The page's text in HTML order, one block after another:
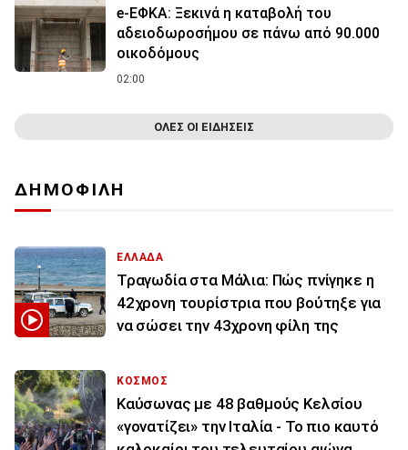
e-ΕΦΚΑ: Ξεκινά η καταβολή του
αδειοδωροσήμου σε πάνω από 90.000
οικοδόμους
02:00
ΟΛΕΣ ΟΙ ΕΙΔΗΣΕΙΣ
ΔΗΜΟΦΙΛΗ
ΕΛΛΑΔΑ
Τραγωδία στα Μάλια: Πώς πνίγηκε η
42χρονη τουρίστρια που βούτηξε για
να σώσει την 43χρονη φίλη της
ΚΟΣΜΟΣ
Καύσωνας με 48 βαθμούς Κελσίου
«γονατίζει» την Ιταλία - Το πιο καυτό